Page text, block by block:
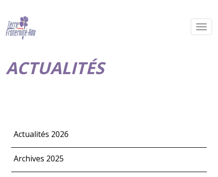
ACTUALITÉS
Actualités 2026
Archives 2025